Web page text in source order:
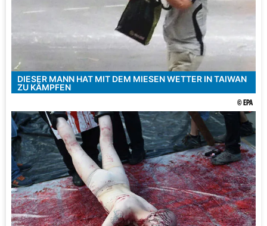
DIESER MANN HAT MIT DEM MIESEN WETTER IN TAIWAN
ZU KÄMPFEN
© EPA